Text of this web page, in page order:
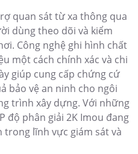
quan sát từ xa thông qua
dùng theo dõi và kiểm
Công nghệ ghi hình chất
một cách chính xác và chi
giúp cung cấp chứng cứ
bảo vệ an ninh cho ngôi
trình xây dựng. Với những
độ phân giải 2K Imou đang
lĩnh vực giám sát và